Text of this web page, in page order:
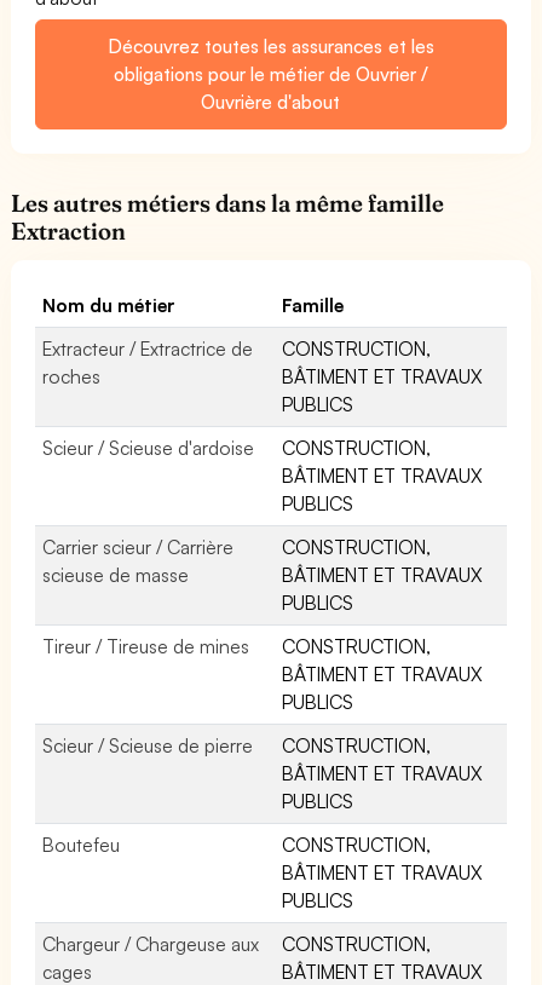
Découvrez toutes les assurances et les
obligations pour le métier de Ouvrier /
Ouvrière d'about
Les autres métiers dans la même famille
Extraction
Nom du métier
Famille
Extracteur / Extractrice de
roches
CONSTRUCTION,
BÂTIMENT ET TRAVAUX
PUBLICS
Scieur / Scieuse d'ardoise
CONSTRUCTION,
BÂTIMENT ET TRAVAUX
PUBLICS
Carrier scieur / Carrière
scieuse de masse
CONSTRUCTION,
BÂTIMENT ET TRAVAUX
PUBLICS
Tireur / Tireuse de mines
CONSTRUCTION,
BÂTIMENT ET TRAVAUX
PUBLICS
Scieur / Scieuse de pierre
CONSTRUCTION,
BÂTIMENT ET TRAVAUX
PUBLICS
Boutefeu
CONSTRUCTION,
BÂTIMENT ET TRAVAUX
PUBLICS
Chargeur / Chargeuse aux
cages
CONSTRUCTION,
BÂTIMENT ET TRAVAUX